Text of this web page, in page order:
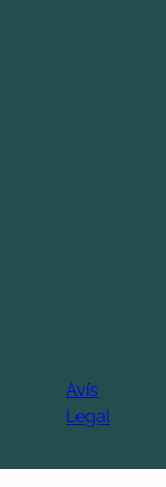
Avís
Legal